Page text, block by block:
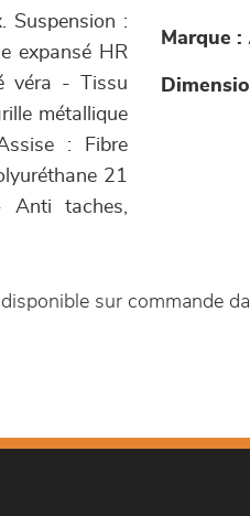
Suspension :
expansé HR
véra - Tissu
métallique
: Fibre
21
Anti taches,
Marque :
sur commande